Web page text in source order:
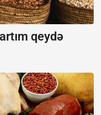
qeydə